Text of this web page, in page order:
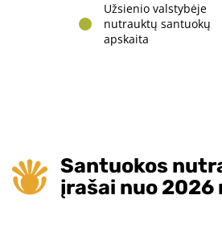
Užsienio valstybėje
nutrauktų santuokų
apskaita
Santuokos
įrašai nuo 2026